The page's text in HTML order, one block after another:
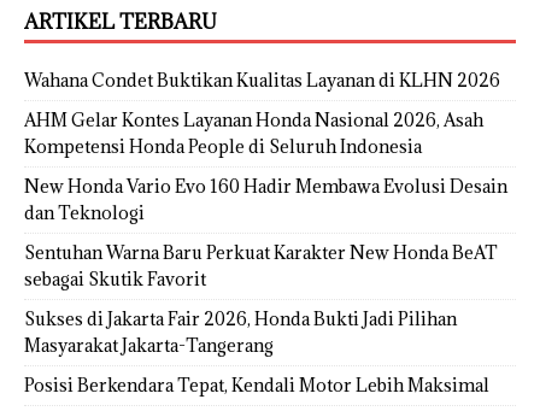
ARTIKEL TERBARU
Wahana Condet Buktikan Kualitas Layanan di KLHN 2026
AHM Gelar Kontes Layanan Honda Nasional 2026, Asah
Kompetensi Honda People di Seluruh Indonesia
New Honda Vario Evo 160 Hadir Membawa Evolusi Desain
dan Teknologi
Sentuhan Warna Baru Perkuat Karakter New Honda BeAT
sebagai Skutik Favorit
Sukses di Jakarta Fair 2026, Honda Bukti Jadi Pilihan
Masyarakat Jakarta-Tangerang
Posisi Berkendara Tepat, Kendali Motor Lebih Maksimal